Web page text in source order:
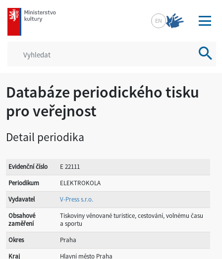
mkcr.cz
EN
Databáze periodického tisku
pro veřejnost
Detail periodika
Evidenční číslo
E 22111
Periodikum
ELEKTROKOLA
Vydavatel
V-Press s.r.o.
Obsahové
zaměření
Tiskoviny věnované turistice, cestování, volnému času
a sportu
Okres
Praha
Kraj
Hlavní město Praha